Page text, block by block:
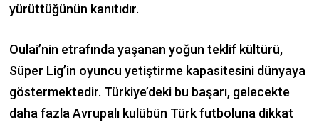
yürüttüğünün kanıtıdır.
Oulai’nin etrafında yaşanan yoğun teklif kültürü,
Süper Lig’in oyuncu yetiştirme kapasitesini dünyaya
göstermektedir. Türkiye’deki bu başarı, gelecekte
daha fazla Avrupalı kulübün Türk futboluna dikkat